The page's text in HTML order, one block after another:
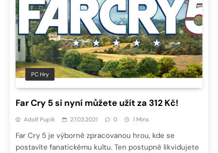
PC Hry
Far Cry 5 si nyní můžete užít za 312 Kč!
Adolf Pupík 27.03.2021 0 1 Mins
Far Cry 5 je výborně zpracovanou hrou, kde se
postavíte fanatickému kultu. Ten postupně likvidujete